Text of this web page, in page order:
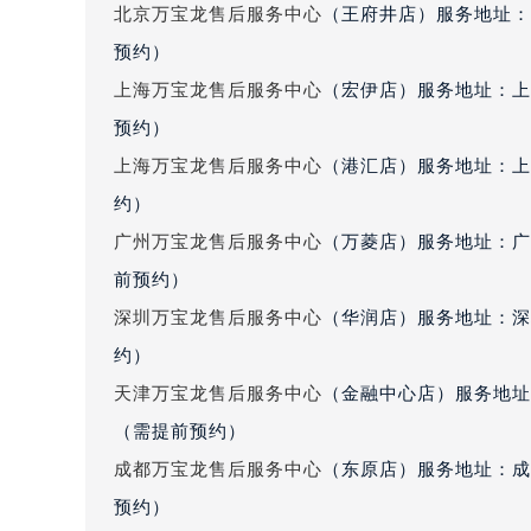
黑龙江省大庆市萨尔图区会战大街
黑龙江省黑河市爱辉区中央街万宝
黑龙江省齐齐哈尔市龙沙区龙华路
黑龙江省绥化市北林区新华街与康
吉林省白城市洮北区明仁南街万宝
吉林省辽源市龙山区人民大街万宝
北京万宝龙售后服务中心 （王府井店）服务地址
预约）
上海万宝龙售后服务中心 （宏伊店）服务地址：
预约）
上海万宝龙售后服务中心 （港汇店）服务地址：
约）
广州万宝龙售后服务中心 （万菱店）服务地址：
前预约）
深圳万宝龙售后服务中心 （华润店）服务地址：
约）
天津万宝龙售后服务中心 （金融中心店）服务地
（需提前预约）
成都万宝龙售后服务中心 （东原店）服务地址：
预约）